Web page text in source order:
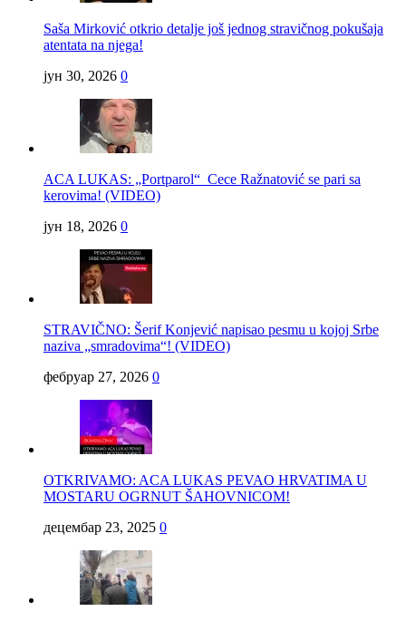
Saša Mirković otkrio detalje još jednog stravičnog pokušaja
atentata na njega!
јун 30, 2026 0
ACA LUKAS: „Portparol“ Cece Ražnatović se pari sa
kerovima! (VIDEO)
јун 18, 2026 0
STRAVIČNO: Šerif Konjević napisao pesmu u kojoj Srbe
naziva „smradovima“! (VIDEO)
фебруар 27, 2026 0
OTKRIVAMO: ACA LUKAS PEVAO HRVATIMA U
MOSTARU OGRNUT ŠAHOVNICOM!
децембар 23, 2025 0